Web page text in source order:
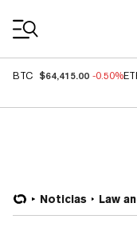
BTC $64,415.00 -0.50%
Noticias Law